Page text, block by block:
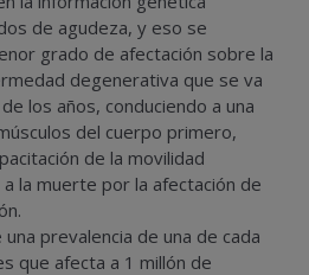
de agudeza, y eso se
grado de afectación sobre la
degenerativa que se va
los años, conduciendo a una
del cuerpo primero,
de la movilidad
la muerte por la afectación de
prevalencia de una de cada
que afecta a 1 millón de